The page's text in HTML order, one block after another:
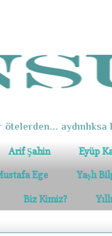
ötelerden... aydınlıksa
Arif Şahin Eyüp
Ege Yaşlı
Biz Kimiz?